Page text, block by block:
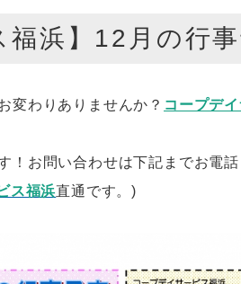
福浜】12月の行
変わりありませんか？ コープデ
お問い合わせは下記までお電話
ス福浜直通です。)